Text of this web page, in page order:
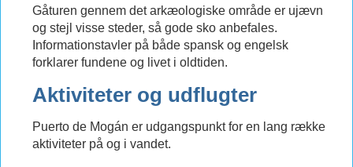
Gåturen gennem det arkæologiske område er ujævn
og stejl visse steder, så gode sko anbefales.
Informationstavler på både spansk og engelsk
forklarer fundene og livet i oldtiden.
Aktiviteter og udflugter
Puerto de Mogán er udgangspunkt for en lang række
aktiviteter på og i vandet.